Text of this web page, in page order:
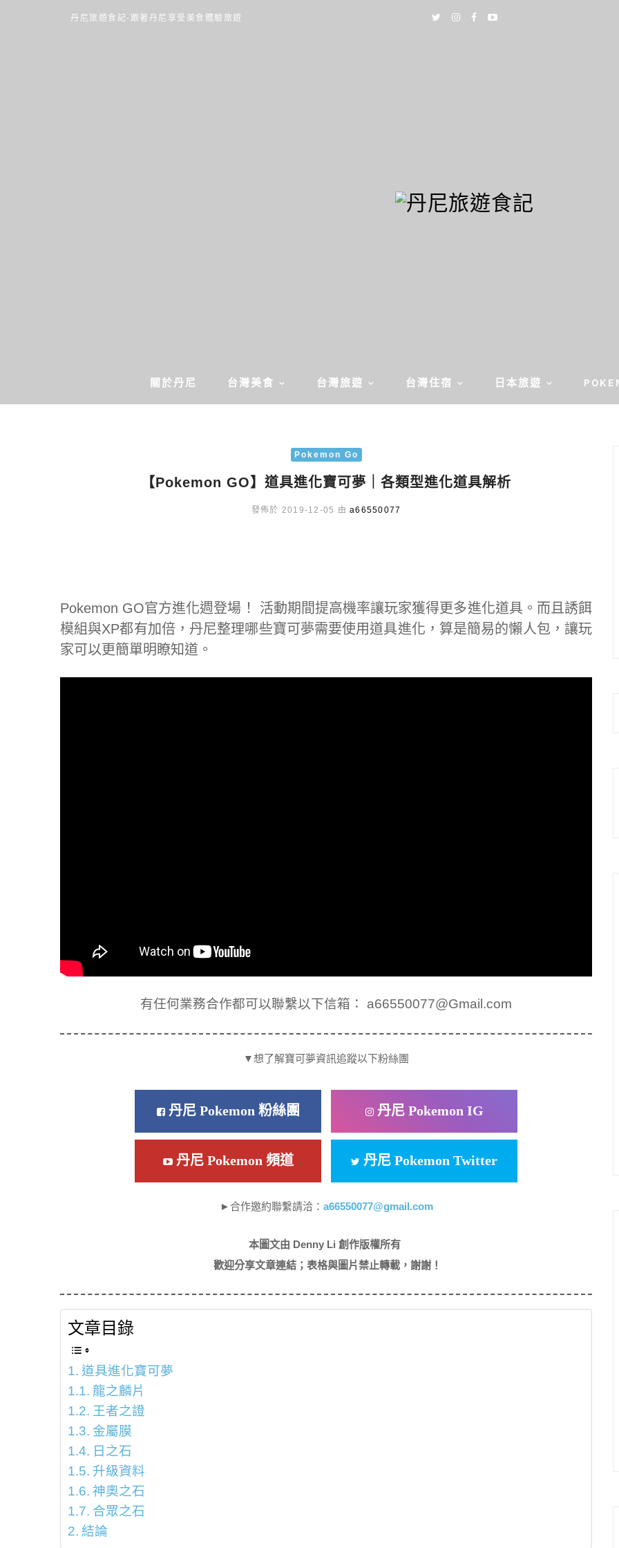
丹尼旅遊食記-跟著丹尼享受美食體驗旅遊
關於丹尼 台灣美食 台灣旅遊 台灣住宿 日本旅遊
Pokemon Go
【Pokemon GO】道具進化寶可夢｜各類型進化道具解析
發佈於 2019-12-05 由 a66550077
Pokemon GO官方進化週登場！ 活動期間提高機率讓玩家獲得更多進化道具。而且誘餌
模組與XP都有加倍，丹尼整理哪些寶可夢需要使用道具進化，算是簡易的懶人包，讓玩
家可以更簡單明瞭知道。
有任何業務合作都可以聯繫以下信箱： a66550077@Gmail.com
▼想了解寶可夢資訊追蹤以下粉絲團
丹尼 Pokemon 粉絲團 丹尼 Pokemon IG
丹尼 Pokemon 頻道 丹尼 Pokemon Twitter
►合作邀約聯繫請洽： a66550077@gmail.com
本圖文由 Denny Li 創作版權所有
歡迎分享文章連結；表格與圖片禁止轉載，謝謝！
文章目錄
道具進化寶可夢
龍之麟片
王者之證
金屬膜
日之石
升級資料
神奧之石
合眾之石
結論